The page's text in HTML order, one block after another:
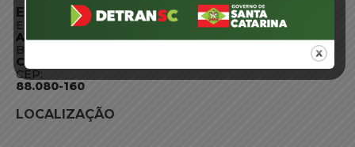
ENDEREÇO
Endereço:
Av. Almirante Tamandaré - 480
Bairro:
Coqueiros, Florianópolis SC
CEP:
88.080-160
LOCALIZAÇÃO